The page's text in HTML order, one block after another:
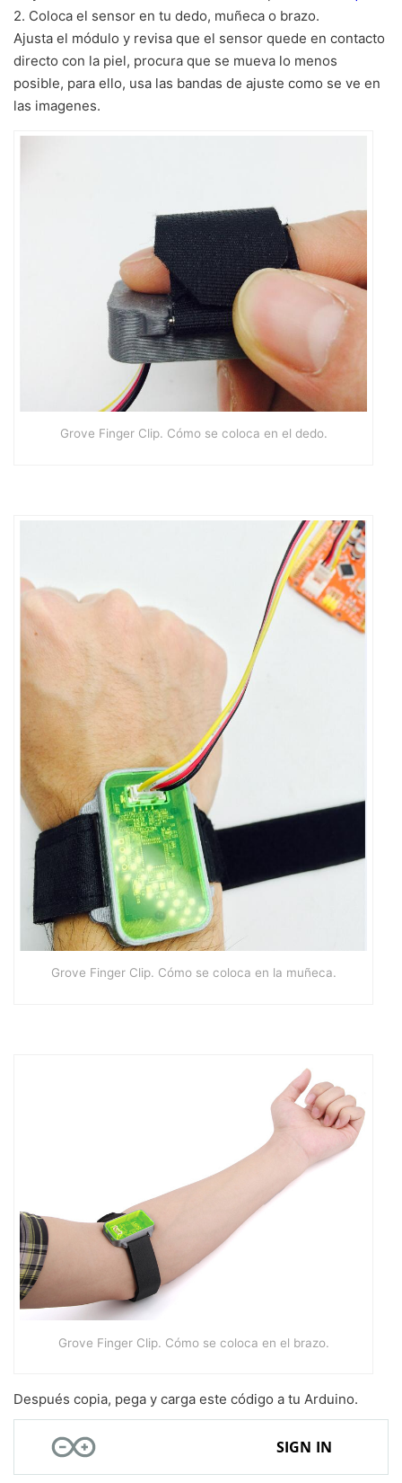
2. Coloca el sensor en tu dedo, muñeca o brazo.
Ajusta el módulo y revisa que el sensor quede en contacto
directo con la piel, procura que se mueva lo menos
posible, para ello, usa las bandas de ajuste como se ve en
las imagenes.
Grove Finger Clip. Cómo se coloca en el dedo.
Grove Finger Clip. Cómo se coloca en la muñeca.
Grove Finger Clip. Cómo se coloca en el brazo.
Después copia, pega y carga este código a tu Arduino.